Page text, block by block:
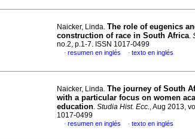
Naicker, Linda. The role of eugenics
construction of race in South Africa.
no.2, p.1-7. ISSN 1017-0499
· resumen en inglés · texto en inglés
Naicker, Linda. The journey of South
with a particular focus on women
education. Studia Hist. Ecc., Aug 2013,
1017-0499
· resumen en inglés · texto en inglés